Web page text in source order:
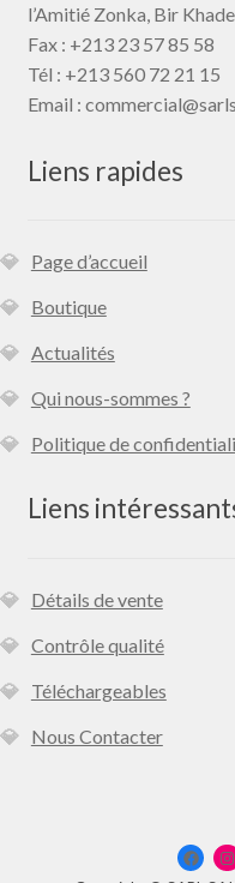
l’Amitié Zonka, Bir
Fax : +213 23 57 85 58
Tél : +213 560 72 21 15
Email : commercial@
Liens rapides
Page d’accueil
Boutique
Actualités
Qui nous-sommes ?
Politique de
Liens
Détails de vente
Contrôle qualité
Téléchargeables
Nous Contacter